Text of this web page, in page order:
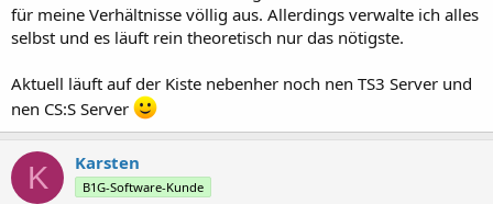
für meine Verhältnisse völlig aus. Allerdings verwalte ich alles
selbst und es läuft rein theoretisch nur das nötigste.
Aktuell läuft auf der Kiste nebenher noch nen TS3 Server und
nen CS:S Server
K Karsten
B1G-Software-Kunde